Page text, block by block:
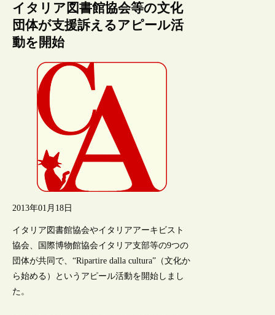
イタリア図書館協会等の文化
団体が支援訴えるアピール活
動を開始
2013年01月18日
イタリア図書館協会やイタリアアーキビスト
協会、国際博物館協会イタリア支部等の9つの
団体が共同で、“Ripartire dalla cultura”（文化か
ら始める）というアピール活動を開始しまし
た。